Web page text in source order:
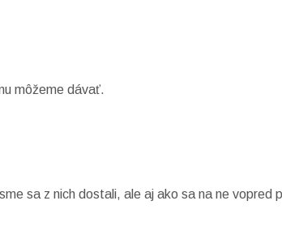
môžeme dávať.
sa z nich dostali, ale aj ako sa na ne vopred